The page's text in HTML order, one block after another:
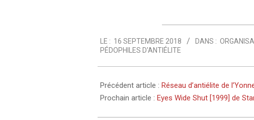
09-
16
LE : 16 SEPTEMBRE 2018 DANS :
PÉDOPHILES D'ANTIÉLITE
Précédent article :Réseau d’antiélite de
Prochain article :Eyes Wide Shut [1999] de